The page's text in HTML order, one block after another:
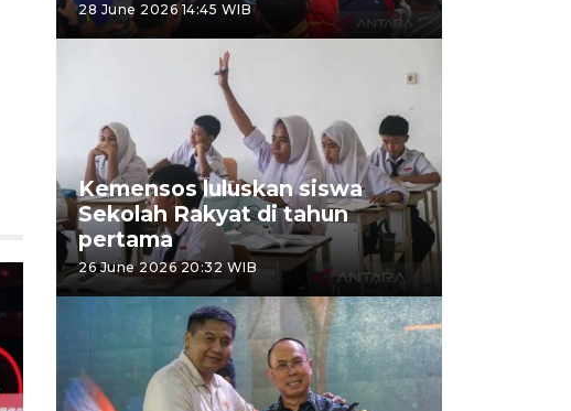
28 June 2026 14:45 WIB
Kemensos luluskan siswa
Sekolah Rakyat di tahun
pertama
26 June 2026 20:32 WIB